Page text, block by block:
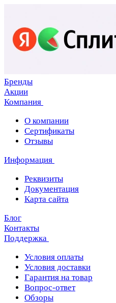
Бренды
Акции
Компания
О компании
Сертификаты
Отзывы
Информация
Реквизиты
Документация
Карта сайта
Блог
Контакты
Поддержка
Условия оплаты
Условия доставки
Гарантия на товар
Вопрос-ответ
Обзоры